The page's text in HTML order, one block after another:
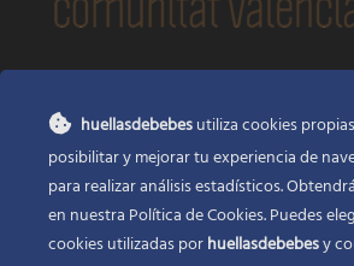
Huellas de bebés
Santa Ana, 22Alcasser Valencia 46290
625 120 591
huellasdebebesutiliza cookies
posibilitar y mejorar tu experiencia de
para realizar análisis estadísticos.
en nuestra Política de Cookies. Puedes
cookies utilizadas porhuellasdebebesy